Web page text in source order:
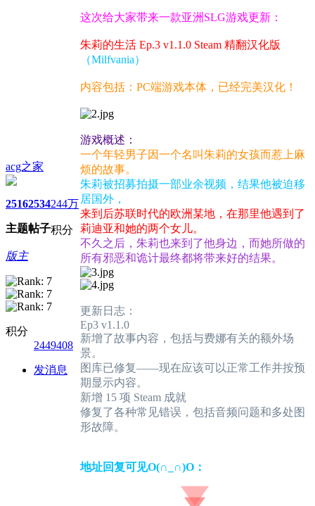
acg之家
2516
主题
2534
帖子
244万
积分
版主
积分
2449408
发消息
这次给大家带来一款亚洲SLG游戏更新：
朱莉的生活 Ep.3 v1.1.0 Steam 精翻汉化版
（Milfvania）
内容包括：PC端游戏本体，已经完美汉化！
游戏概述：
一个年轻男子因一个名叫朱莉的女孩而惹上麻
烦的故事。
朱莉被招募拍摄一部业余视频，结果他被迫移
居国外，
来到后苏联时代的欧洲某地，在那里他遇到了
莉迪亚和她的两个女儿。
不久之后，朱莉也来到了他身边，而她所做的
所有邪恶和诡计最终都将带来好的结果。
更新日志：
Ep3 v1.1.0
新增了故事内容，包括与费娜有关的额外场
景。
图库已修复——现在应该可以正常工作并按预
期显示内容。
新增 15 项 Steam 成就
修复了各种常见错误，包括音频问题和多处图
形故障。
地址回复可见O(∩_∩)O：